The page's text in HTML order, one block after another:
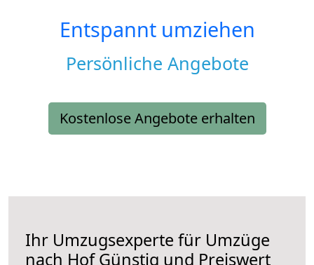
Entspannt umziehen
Persönliche Angebote
Kostenlose Angebote erhalten
Ihr Umzugsexperte für Umzüge
nach HofGünstig und Preiswert